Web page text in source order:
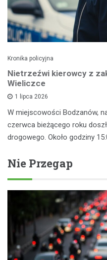
Kronika policyjna
Nietrzeźwi kierowcy z
Wieliczce
1 lipca 2026
W miejscowości Bodzanów,
czerwca bieżącego roku
drogowego. Około godziny
Nie Przegap